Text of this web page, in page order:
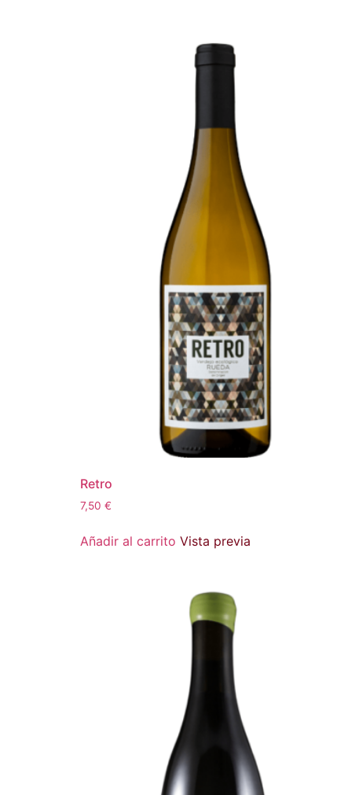
Retro
7,50 €
Añadir al carrito Vista previa